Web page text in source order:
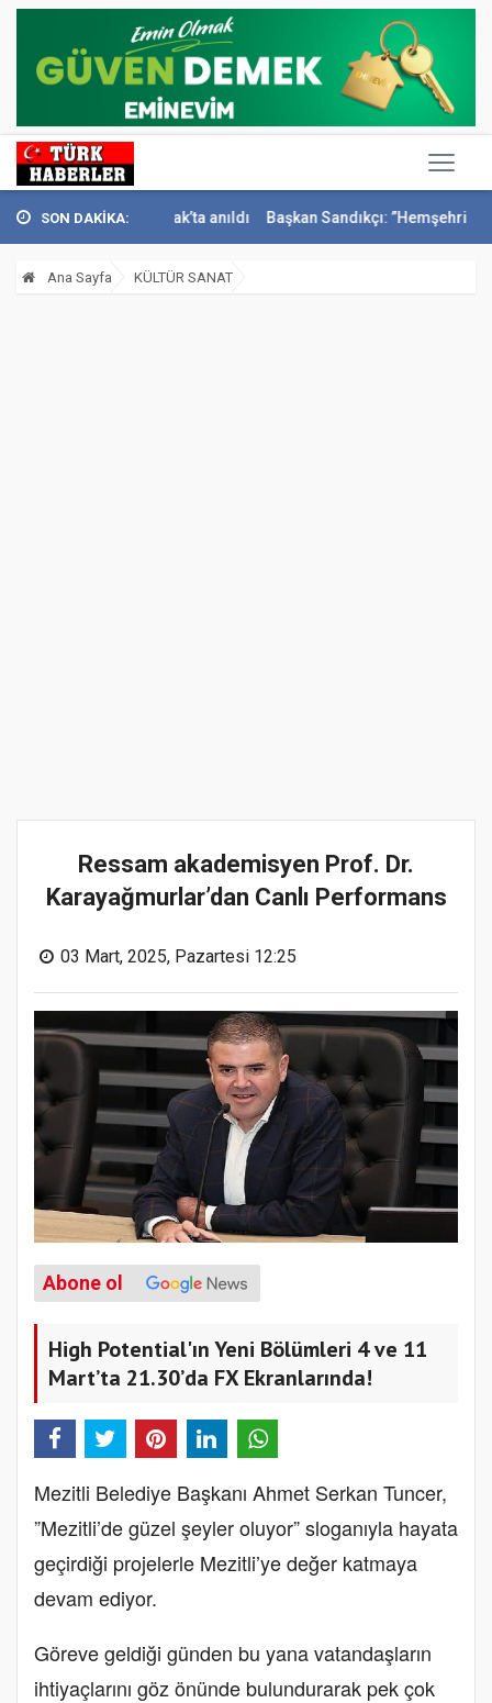
SON DAKİKA:
Sivri Konak’ta anıldı Başkan Sandıkçı: ”Hemşehrilerimizle
Ana Sayfa KÜLTÜR SANAT
Ressam akademisyen Prof. Dr.
Karayağmurlar’dan Canlı Performans
03 Mart, 2025, Pazartesi 12:25
Abone ol
High Potential'ın Yeni Bölümleri 4 ve 11
Mart’ta 21.30’da FX Ekranlarında!
Mezitli Belediye Başkanı Ahmet Serkan Tuncer,
”Mezitli’de güzel şeyler oluyor” sloganıyla hayata
geçirdiği projelerle Mezitli’ye değer katmaya
devam ediyor.
Göreve geldiği günden bu yana vatandaşların
ihtiyaçlarını göz önünde bulundurarak pek çok